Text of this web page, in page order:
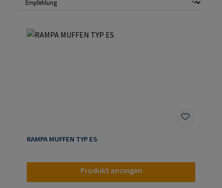
RAMPA MUFFEN TYP ES
Produkt anzeigen